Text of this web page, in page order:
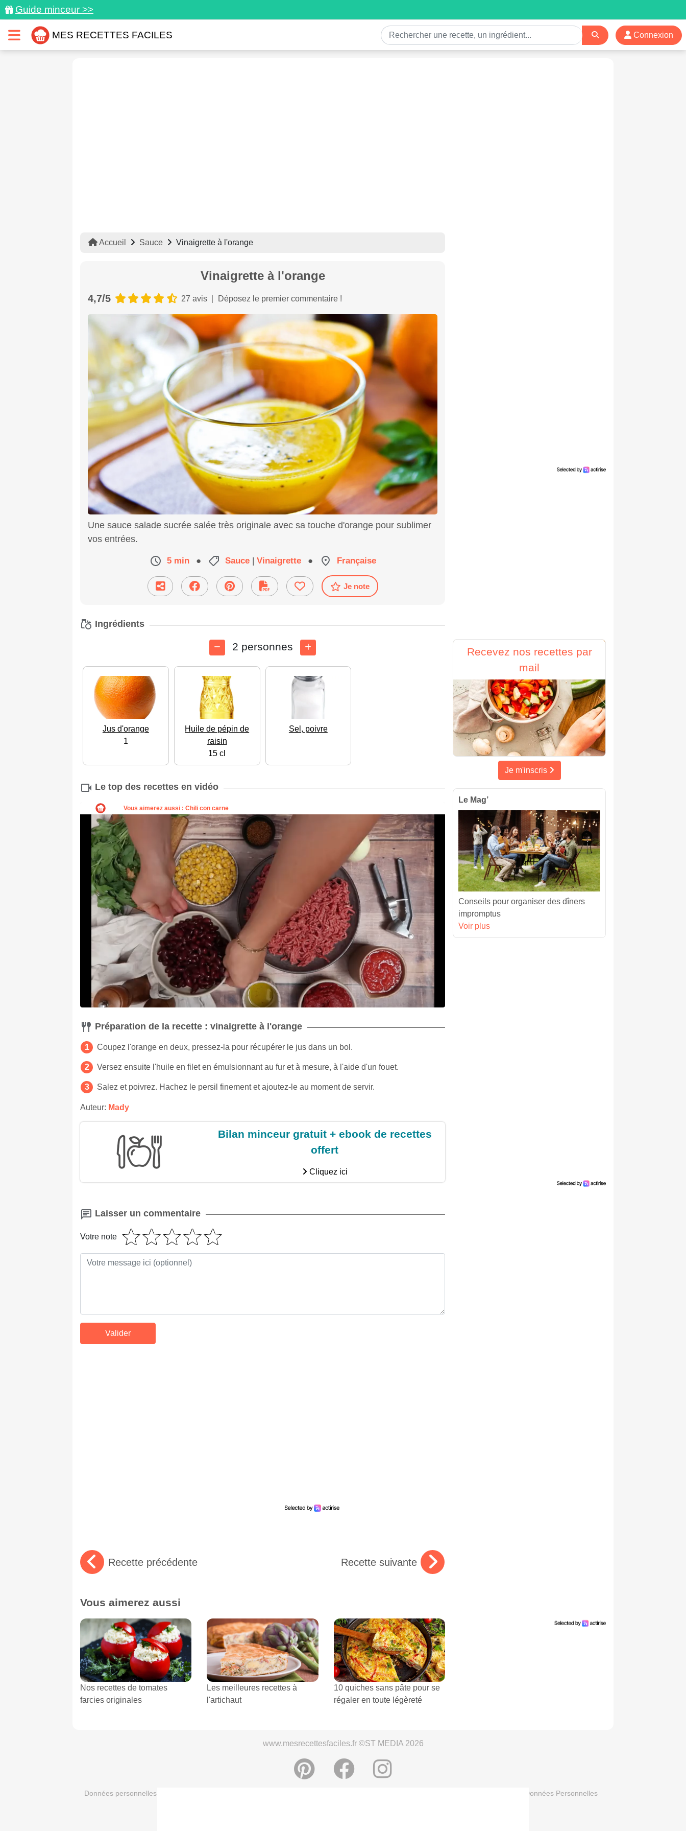
Guide minceur >>
MES RECETTES FACILES Connexion
Accueil Sauce Vinaigrette à l'orange
Vinaigrette à l'orange
4,7/5 27 avis Déposez le premier commentaire !
Une sauce salade sucrée salée très originale avec sa touche d'orange pour sublimer
vos entrées.
5 min ● Sauce | Vinaigrette ● Française
Je note
Ingrédients
2 personnes
Jus d'orange
1
Huile de pépin de
raisin
15 cl
Sel, poivre
Le top des recettes en vidéo
Préparation de la recette : vinaigrette à l'orange
Coupez l'orange en deux, pressez-la pour récupérer le jus dans un bol.
Versez ensuite l'huile en filet en émulsionnant au fur et à mesure, à l'aide d'un fouet.
Salez et poivrez. Hachez le persil finement et ajoutez-le au moment de servir.
Auteur: Mady
Bilan minceur gratuit + ebook de recettes
offert
Cliquez ici
Laisser un commentaire
Votre note
Recette précédente Recette suivante
Vous aimerez aussi
Nos recettes de tomates
farcies originales
Les meilleures recettes à
l'artichaut
10 quiches sans pâte pour se
régaler en toute légèreté
Recevez nos recettes par
mail
Je m'inscris
Le Mag’
Conseils pour organiser des dîners
impromptus
Voir plus
www.mesrecettesfaciles.fr ©ST MEDIA 2026
Données personnelles et utilisation des cookies
Politique de Protection des Données Personnelles